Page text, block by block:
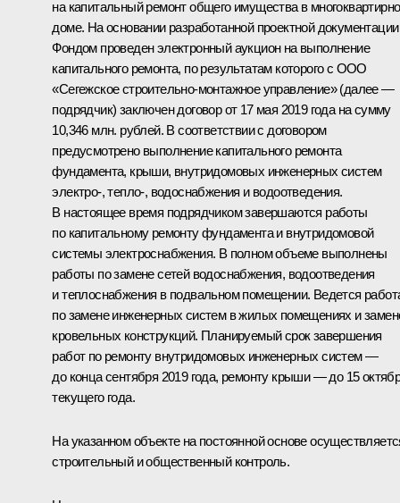
на капитальный ремонт общего имущества в
доме. На основании разработанной проектной документации
Фондом проведен электронный аукцион на выполнение
капитального ремонта, по результатам которого с ООО
«Сегежское строительно-монтажное управление» (далее —
подрядчик) заключен договор от 17 мая 2019 года на сумму
10,346 млн. рублей. В соответствии с договором
предусмотрено выполнение капитального ремонта
фундамента, крыши, внутридомовых инженерных систем
электро-, тепло-, водоснабжения и водоотведения.
В настоящее время подрядчиком завершаются работы
по капитальному ремонту фундамента и внутридомовой
системы электроснабжения. В полном объеме выполнены
работы по замене сетей водоснабжения, водоотведения
и теплоснабжения в подвальном помещении. Ведется
по замене инженерных систем в жилых помещениях и
кровельных конструкций. Планируемый срок завершения
работ по ремонту внутридомовых инженерных систем —
до конца сентября 2019 года, ремонту крыши — до 15
текущего года.
На указанном объекте на постоянной основе
строительный и общественный контроль.